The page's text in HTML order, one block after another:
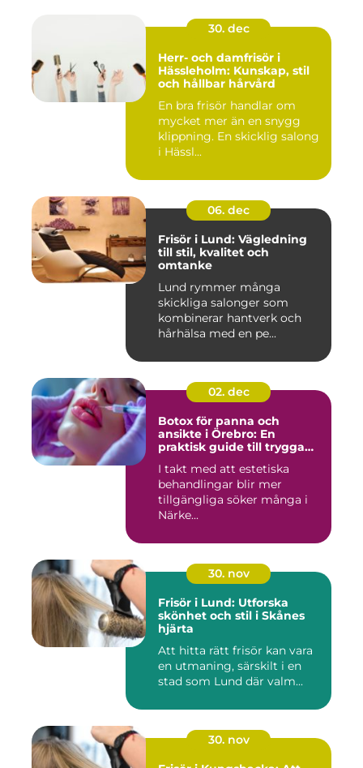
30. dec
Herr- och damfrisör i
Hässleholm: Kunskap, stil
och hållbar hårvård
En bra frisör handlar om
mycket mer än en snygg
klippning. En skicklig salong
i Hässl...
06. dec
Frisör i Lund: Vägledning
till stil, kvalitet och
omtanke
Lund rymmer många
skickliga salonger som
kombinerar hantverk och
hårhälsa med en pe...
02. dec
Botox för panna och
ansikte i Örebro: En
praktisk guide till trygga
I takt med att estetiska
behandlingar blir mer
tillgängliga söker många i
Närke...
30. nov
Frisör i Lund: Utforska
skönhet och stil i Skånes
hjärta
Att hitta rätt frisör kan vara
en utmaning, särskilt i en
stad som Lund där valm...
30. nov